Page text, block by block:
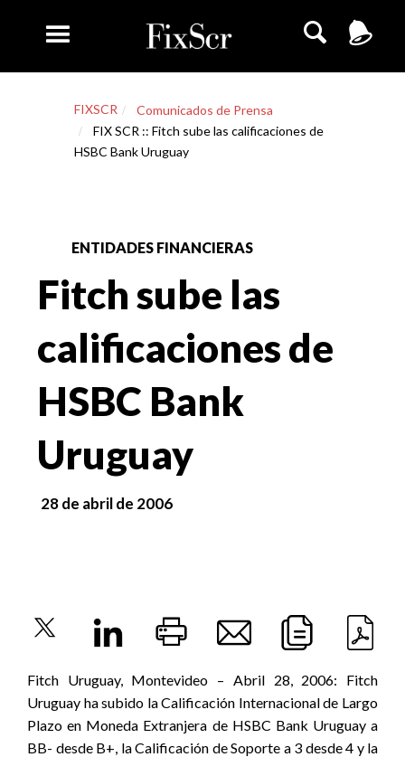
FIXSCR
Comunicados de Prensa
FIX SCR :: Fitch sube las calificaciones de
HSBC Bank Uruguay
ENTIDADES FINANCIERAS
Fitch sube las
calificaciones de
HSBC Bank
Uruguay
28 de abril de 2006
Fitch Uruguay, Montevideo – Abril 28, 2006: Fitch
Uruguay ha subido la Calificación Internacional de Largo
Plazo en Moneda Extranjera de HSBC Bank Uruguay a
BB- desde B+, la Calificación de Soporte a 3 desde 4 y la